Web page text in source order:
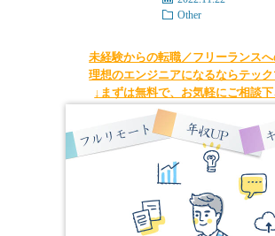
Other
未経験からの転職／フリーランス
理想のエンジニアになるならテッ
↓まずは無料で、お気軽にご相談下